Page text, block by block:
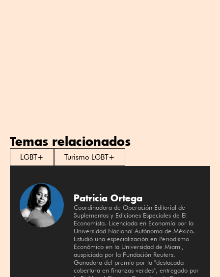
Temas relacionados
LGBT+ Turismo LGBT+
Patricia Ortega
Coordinadora de Operación Editorial de
Suplementos y Ediciones Especiales de El
Economista. Licenciada en Economía por la
Universidad Nacional Autónoma de México.
Estudió una especialización en Periodismo
Económico en la Universidad de Miami,
auspiciada por la Fundación Reuters.
Ganadora del premio por la "destacada
cobertura en finanzas verdes", entregado por